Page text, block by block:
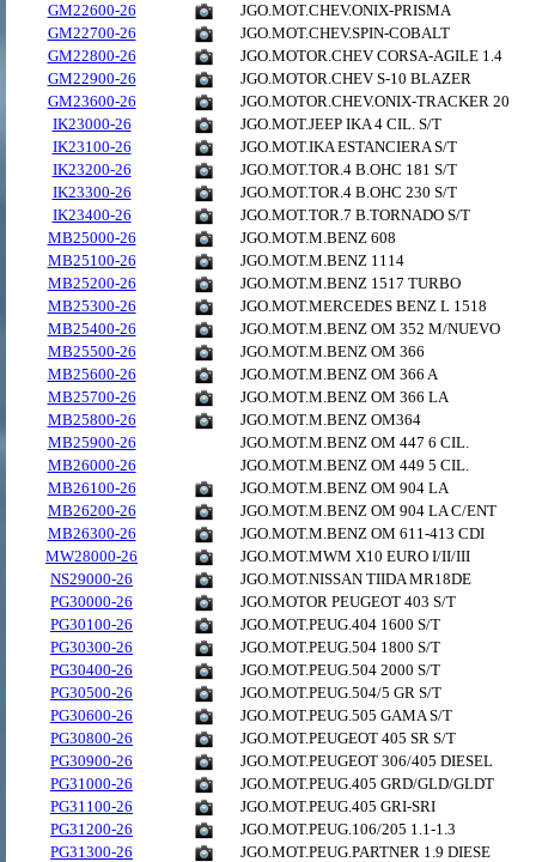
GM22600-26
JGO.MOT.CHEV.ONIX-PRISMA
GM22700-26
JGO.MOT.CHEV.SPIN-COBALT
GM22800-26
JGO.MOTOR.CHEV CORSA-AGILE 1.4
GM22900-26
JGO.MOTOR.CHEV S-10 BLAZER
GM23600-26
JGO.MOTOR.CHEV.ONIX-TRACKER 20
IK23000-26
JGO.MOT.JEEP IKA 4 CIL. S/T
IK23100-26
JGO.MOT.IKA ESTANCIERA S/T
IK23200-26
JGO.MOT.TOR.4 B.OHC 181 S/T
IK23300-26
JGO.MOT.TOR.4 B.OHC 230 S/T
IK23400-26
JGO.MOT.TOR.7 B.TORNADO S/T
MB25000-26
JGO.MOT.M.BENZ 608
MB25100-26
JGO.MOT.M.BENZ 1114
MB25200-26
JGO.MOT.M.BENZ 1517 TURBO
MB25300-26
JGO.MOT.MERCEDES BENZ L 1518
MB25400-26
JGO.MOT.M.BENZ OM 352 M/NUEVO
MB25500-26
JGO.MOT.M.BENZ OM 366
MB25600-26
JGO.MOT.M.BENZ OM 366 A
MB25700-26
JGO.MOT.M.BENZ OM 366 LA
MB25800-26
JGO.MOT.M.BENZ OM364
MB25900-26
JGO.MOT.M.BENZ OM 447 6 CIL.
MB26000-26
JGO.MOT.M.BENZ OM 449 5 CIL.
MB26100-26
JGO.MOT.M.BENZ OM 904 LA
MB26200-26
JGO.MOT.M.BENZ OM 904 LA C/ENT
MB26300-26
JGO.MOT.M.BENZ OM 611-413 CDI
MW28000-26
JGO.MOT.MWM X10 EURO I/II/III
NS29000-26
JGO.MOT.NISSAN TIIDA MR18DE
PG30000-26
JGO.MOTOR PEUGEOT 403 S/T
PG30100-26
JGO.MOT.PEUG.404 1600 S/T
PG30300-26
JGO.MOT.PEUG.504 1800 S/T
PG30400-26
JGO.MOT.PEUG.504 2000 S/T
PG30500-26
JGO.MOT.PEUG.504/5 GR S/T
PG30600-26
JGO.MOT.PEUG.505 GAMA S/T
PG30800-26
JGO.MOT.PEUGEOT 405 SR S/T
PG30900-26
JGO.MOT.PEUGEOT 306/405 DIESEL
PG31000-26
JGO.MOT.PEUG.405 GRD/GLD/GLDT
PG31100-26
JGO.MOT.PEUG.405 GRI-SRI
PG31200-26
JGO.MOT.PEUG.106/205 1.1-1.3
PG31300-26
JGO.MOT.PEUG.PARTNER 1.9 DIESE